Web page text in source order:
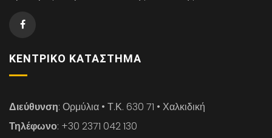
ΚΕΝΤΡΙΚΌ ΚΑΤΆΣΤΗΜΑ
Διεύθυνση: Ορμύλια • Τ.Κ. 630 71 • Χαλκιδική
Τηλέφωνο: +30 2371 042 130